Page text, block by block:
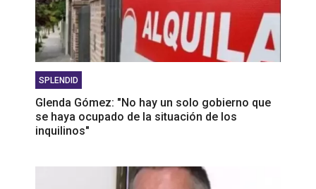
SPLENDID
Glenda Gómez: "No hay un solo gobierno que
se haya ocupado de la situación de los
inquilinos"